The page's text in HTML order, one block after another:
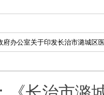
府办公室关于印发长治市潞城区